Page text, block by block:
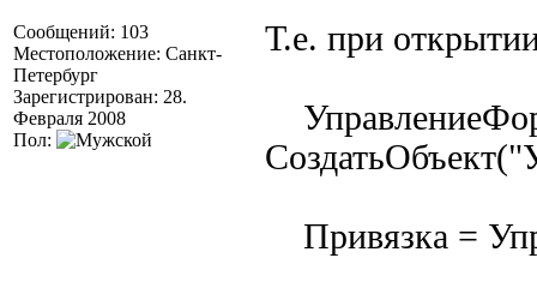
Сообщений: 103
Местоположение: Санкт-
Петербург
Зарегистрирован: 28.
Февраля 2008
Пол:
Т.е. при
Привязка =